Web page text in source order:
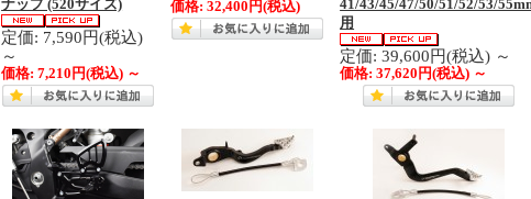
ナップ (520サイズ)
定価: 7,590円(税込)
～
価格:7,210円(税込) ～
価格:32,400円(税込)
41/43/45/47/50/51/52/53/
用
定価: 39,600円(税込) ～
価格:37,620円(税込) ～